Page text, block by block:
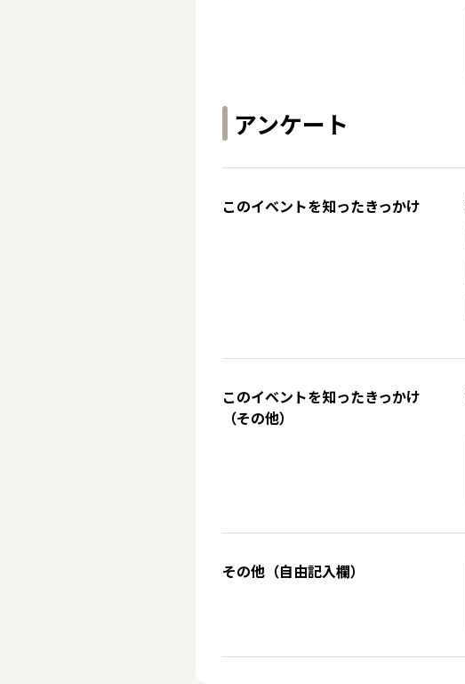
アンケート
このイベントを知ったきっかけ
このイベントを知ったきっかけ
（その他）
その他（自由記入欄）